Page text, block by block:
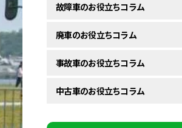
故障車のお役立ちコラム
廃車のお役立ちコラム
事故車のお役立ちコラム
中古車のお役立ちコラム